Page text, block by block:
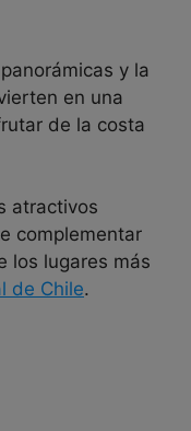
y la
en una
de la costa
atractivos
complementar
los lugares más
de Chile.